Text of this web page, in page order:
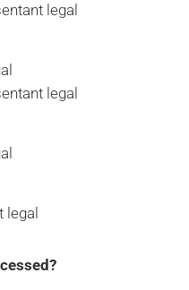
legal
legal
legal